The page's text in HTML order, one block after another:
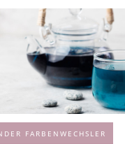
FARBENWECHSLER